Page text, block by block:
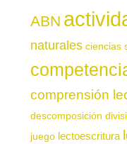
ABN
naturales ciencias
comprensión
descomposición
juego lectoescritura